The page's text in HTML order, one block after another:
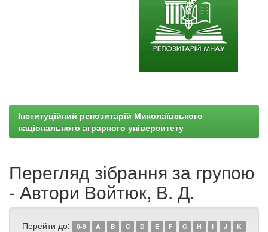
Інституційний репозитарій Миколаївського
національного аграрного університету
Перегляд зібрання за групою
- Автори Войтюк, В. Д.
Перейти до: 0-9 A B C D E F G H I J
K